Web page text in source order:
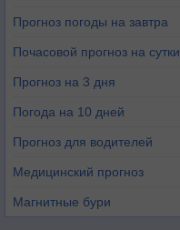
Прогноз погоды на завтра
Почасовой прогноз на сутки
Прогноз на 3 дня
Погода на 10 дней
Прогноз для водителей
Медицинский прогноз
Магнитные бури